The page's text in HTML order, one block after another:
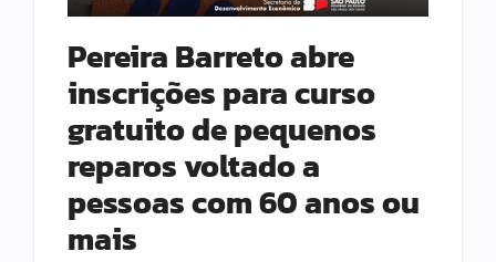
Pereira Barreto abre
inscrições para curso
gratuito de pequenos
reparos voltado a
pessoas com 60 anos ou
mais